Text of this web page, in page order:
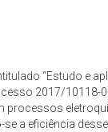
“Estudo e
2017/10118-
processos
a eficiência